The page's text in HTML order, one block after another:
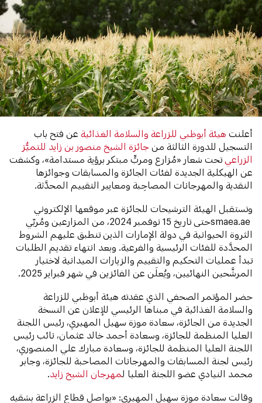
أعلنتهيئة أبوظبي للزراعة والسلامة الغذائيةعن فتح باب
التسجيل للدورة الثالثة من جائزة الشيخ منصور بن زايد للتميُّز
الزراعي تحت شعار «مُزارع ومربٍّ مبتكر برؤية مستدامة»، وكشفت
عن الهيكلية الجديدة لفئات الجائزة والمسابقات وجوائزها
النقدية والمهرجانات المصاحِبة ومعايير التقييم المحدَّثة.
وتستقبل الهيئة الترشيحات للجائزة عبر موقعها الإلكتروني
smaea.aeحتى تاريخ 15 نوفمبر 2024، من المزارعين ومُربّي
الثروة الحيوانية في دولة الإمارات الذين تنطبق عليهم الشروط
المحدَّدة للفئات الرئيسية والفرعية. وبعد انتهاء تقديم الطلبات
تبدأ عمليات التحكيم والتقييم والزيارات الميدانية لاختيار
المرشَّحين النهائيين، ويُعلَن عن الفائزين في شهر فبراير 2025.
حضر المؤتمر الصحفي الذي عقدته هيئة أبوظبي للزراعة
والسلامة الغذائية في مبناها الرئيسي للإعلان عن النسخة
الجديدة من الجائزة، سعادة موزة سهيل المهيري، رئيس اللجنة
العليا المنظمة للجائزة، وسعادة أحمد خالد عثمان، نائب رئيس
اللجنة العليا المنظمة للجائزة، وسعادة مبارك علي المنصوري،
رئيس لجنة المسابقات والمهرجانات المصاحبة للجائزة، وجابر
محمد النيادي عضو اللجنة العليا ل مهرجان الشيخ زايد.
وقالت سعادة موزة سهيل المهيري: «يواصل قطاع الزراعة بشقيه